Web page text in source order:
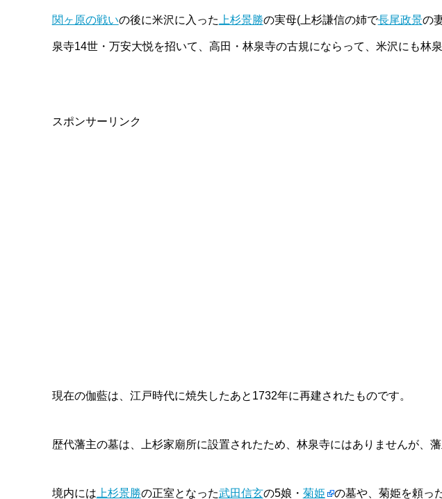
関ヶ原の戦いの後に米沢に入った 上杉景勝の実母(上杉謙信の姉で長尾政景の
泉寺14世・万安大悦を招いて、高田・林泉寺の古規にならって、米沢にも林
スポンサーリンク
現在の伽藍は、江戸時代に焼失したあと1732年に再建されたものです。
歴代藩主の墓は、上杉家廟所に設置されたため、林泉寺にはありませんが、
境内には 上杉景勝の正室となった武田信玄の5娘・ 菊姫 の墓や、菊姫を頼っ